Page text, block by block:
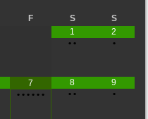
F S
S
1
••
2
•
7
••••••
8
••
9
•